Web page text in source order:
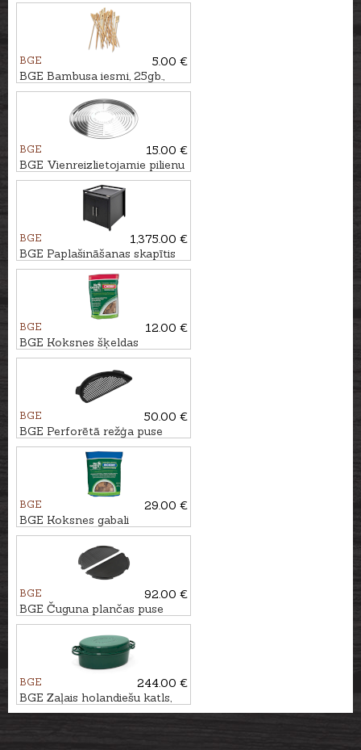
BGE
5.00 €
BGE Bambusa iesmi, 25gb.,
25cm
BGE
15.00 €
BGE Vienreizlietojamie pilienu
uztveršanas trauki, 5gb.,
BGE
1,375.00 €
BGE Paplašināšanas skapītis
BGE
12.00 €
BGE Koksnes šķeldas
ĶIRŠKOKS, 2,9L
BGE
50.00 €
BGE Perforētā režģa puse
priekš XLarge grila
BGE
29.00 €
BGE Koksnes gabali
VALRIEKSTKOKS, 9L
BGE
92.00 €
BGE Čuguna plančas puse
priekš Large grila
BGE
244.00 €
BGE Zaļais holandiešu katls,
5,2L